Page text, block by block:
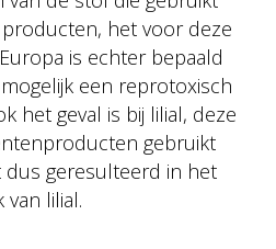
het voor deze
is echter bepaald
een reprotoxisch
het geval is bij lilial, deze
gebruikt
dus geresulteerd in het
lilial.